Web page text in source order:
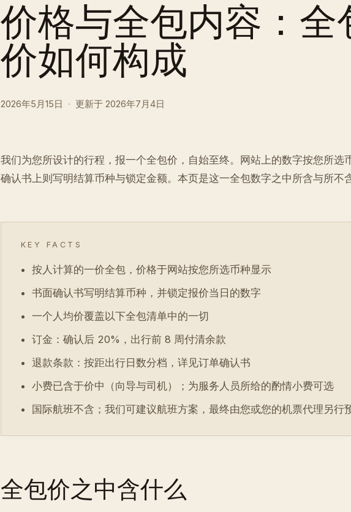
价格与全包内容：全
价如何构成
2026年5月15日 · 更新于 2026年7月4日
我们为您所设计的行程，报一个全包价，自始至终。网站上的数字按您所选
确认书上则写明结算币种与锁定金额。本页是这一全包数字之中所含与所不
KEY FACTS
按人计算的一价全包，价格于网站按您所选币种显示
书面确认书写明结算币种，并锁定报价当日的数字
一个人均价覆盖以下全包清单中的一切
订金：确认后 20%，出行前 8 周付清余款
退款条款：按距出行日数分档，详见订单确认书
小费已含于价中（向导与司机）；为服务人员所给的酌情小费可选
国际航班不含；我们可建议航班方案，最终由您或您的机票代理另行
全包价之中含什么